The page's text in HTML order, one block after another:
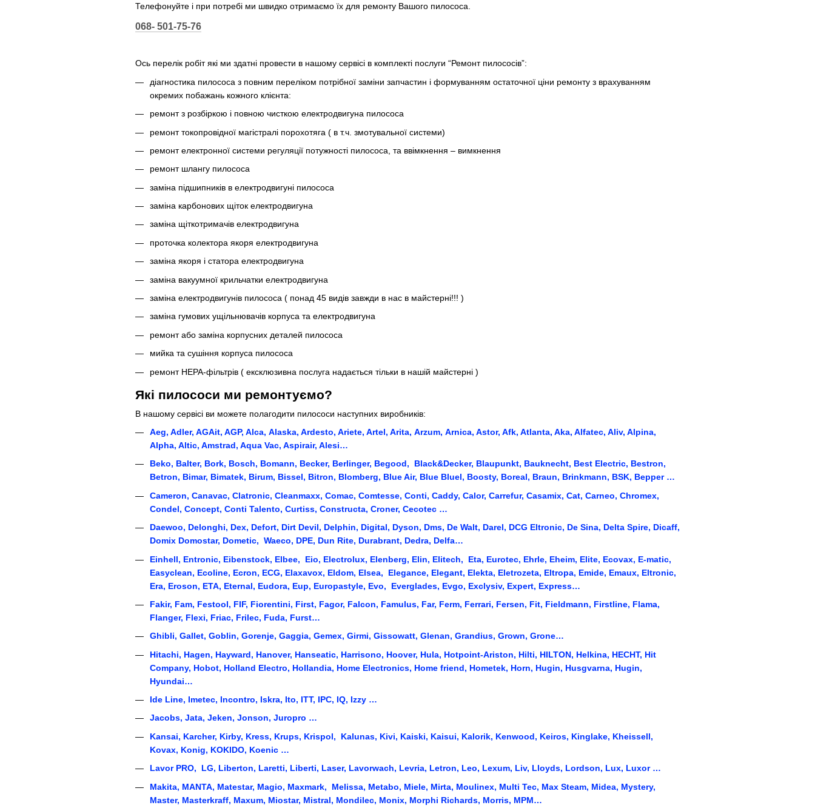
Телефонуйте і при потребі ми швидко отримаємо їх для ремонту Вашого пилососа.
068- 501-75-76
Ось перелік робіт які ми здатні провести в нашому сервісі в комплекті послуги “Ремонт пилососів”:
діагностика пилососа з повним переліком потрібної заміни запчастин і формуванням остаточної ціни ремонту з врахуванням
окремих побажань кожного клієнта:
ремонт з розбіркою і повною чисткою електродвигуна пилососа
ремонт токопровідної магістралі порохотяга ( в т.ч. змотувальної системи)
ремонт електронної системи регуляції потужності пилососа, та ввімкнення – вимкнення
ремонт шлангу пилососа
заміна підшипників в електродвигуні пилососа
заміна карбонових щіток електродвигуна
заміна щіткотримачів електродвигуна
проточка колектора якоря електродвигуна
заміна якоря і статора електродвигуна
заміна вакуумної крильчатки електродвигуна
заміна електродвигунів пилососа ( понад 45 видів завжди в нас в майстерні!!! )
заміна гумових ущільнювачів корпуса та електродвигуна
ремонт або заміна корпусних деталей пилососа
мийка та сушіння корпуса пилососа
ремонт НЕРА-фільтрів ( ексклюзивна послуга надається тільки в нашій майстерні )
Які пилососи ми ремонтуємо?
В нашому сервісі ви можете полагодити пилососи наступних виробників:
Aeg, Adler, AGAit, AGP, Alca, Alaska, Ardesto, Ariete, Artel, Arita, Arzum, Arnica, Astor, Afk, Atlanta, Aka, Alfatec, Aliv, Alpina,
Alpha, Altic, Amstrad, Aqua Vac, Aspirair, Alesi…
Beko, Balter, Bork, Bosch, Bomann, Becker, Berlinger, Begood, Black&Decker, Blaupunkt, Bauknecht, Best Electric, Bestron,
Betron, Bimar, Bimatek, Birum, Bissel, Bitron, Blomberg, Blue Air, Blue Bluel, Boosty, Boreal, Braun, Brinkmann, BSK, Bepper …
Cameron, Canavac, Clatronic, Cleanmaxx, Comac, Comtesse, Conti, Caddy, Calor, Carrefur, Casamix, Cat, Carneo, Chromex,
Condel, Concept, Conti Talento, Curtiss, Constructa, Croner, Cecotec …
Daewoo, Delonghi, Dex, Defort, Dirt Devil, Delphin, Digital, Dyson, Dms, De Walt, Darel, DCG Eltronic, De Sina, Delta Spire, Dicaff,
Domix Domostar, Dometic, Waeco, DPE, Dun Rite, Durabrant, Dedra, Delfa…
Einhell, Entronic, Eibenstock, Elbee, Eio, Electrolux, Elenberg, Elin, Elitech, Eta, Eurotec, Ehrle, Eheim, Elite, Ecovax, E-matic,
Easyclean, Ecoline, Ecron, ECG, Elaxavox, Eldom, Elsea, Elegance, Elegant, Elekta, Eletrozeta, Eltropa, Emide, Emaux, Eltronic,
Era, Eroson, ETA, Eternal, Eudora, Eup, Europastyle, Evo, Everglades, Evgo, Exclysiv, Expert, Express…
Fakir, Fam, Festool, FIF, Fiorentini, First, Fagor, Falcon, Famulus, Far, Ferm, Ferrari, Fersen, Fit, Fieldmann, Firstline, Flama,
Flanger, Flexi, Friac, Frilec, Fuda, Furst…
Ghibli, Gallet, Goblin, Gorenje, Gaggia, Gemex, Girmi, Gissowatt, Glenan, Grandius, Grown, Grone…
Hitachi, Hagen, Hayward, Hanover, Hanseatic, Harrisono, Hoover, Hula, Hotpoint-Ariston, Hilti, HILTON, Helkina, HECHT, Hit
Company, Hobot, Holland Electro, Hollandia, Home Electronics, Home friend, Hometek, Horn, Hugin, Husgvarna, Hugin,
Hyundai…
Ide Line, Imetec, Incontro, Iskra, Ito, ITT, IPC, IQ, Izzy …
Jacobs, Jata, Jeken, Jonson, Juropro …
Kansai, Karcher, Kirby, Kress, Krups, Krispol, Kalunas, Kivi, Kaiski, Kaisui, Kalorik, Kenwood, Keiros, Kinglake, Kheissell,
Kovax, Konig, KOKIDO, Koenic …
Lavor PRO, LG, Liberton, Laretti, Liberti, Laser, Lavorwach, Levria, Letron, Leo, Lexum, Liv, Lloyds, Lordson, Lux, Luxor …
Makita, MANTA, Matestar, Magio, Maxmark, Melissa, Metabo, Miele, Mirta, Moulinex, Multi Tec, Max Steam, Midea, Mystery,
Master, Masterkraff, Maxum, Miostar, Mistral, Mondilec, Monix, Morphi Richards, Morris, MPM…